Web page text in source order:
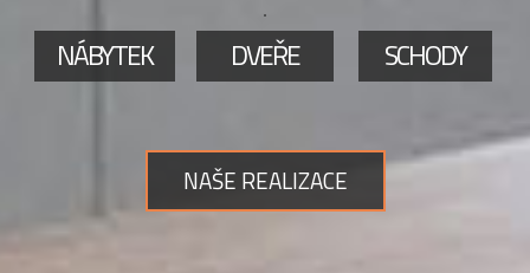
NAŠE REALIZACE
NÁBYTEK DVEŘE SCHODY